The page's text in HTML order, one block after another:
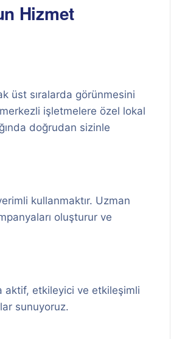
Hizmet
üst sıralarda görünmesini
işletmelere özel lokal
doğrudan sizinle
kullanmaktır. Uzman
oluşturur ve
aktif, etkileyici ve etkileşimli
sunuyoruz.